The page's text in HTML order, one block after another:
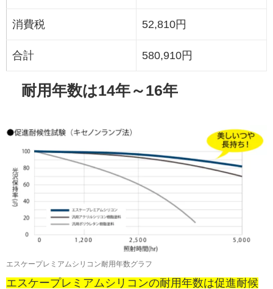
消費税 52,810円
合計 580,910円
耐用年数は14年～16年
エスケープレミアムシリコン耐用年数グラフ
エスケープレミアムシリコンの耐用年数は促進耐候